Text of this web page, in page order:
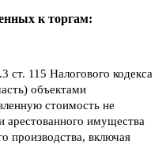
к торгам:
ст. 115 Налогового кодекса
объектами
стоимость не
арестованного имущества
производства, включая